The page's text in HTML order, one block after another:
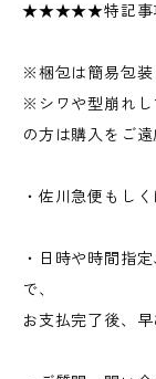
★★★★★特記
※梱包は簡易包装
※シワや型崩れし
の方は購入をご遠
・佐川急便もし
・日時や時間指
で、
お支払完了後、